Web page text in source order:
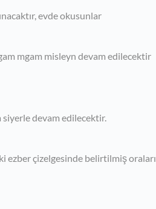
evde okusunlar
mgam misleyn devam edilecektir
siyerle devam edilecektir.
ezber çizelgesinde belirtilmiş oraları